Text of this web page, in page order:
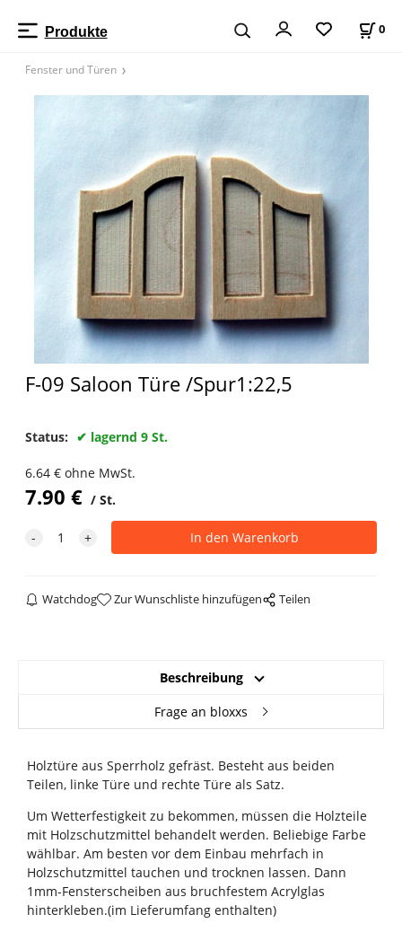
Produkte 0
Fenster und Türen
F-09 Saloon Türe /Spur1:22,5
Status: lagernd 9 St.
6.64€ ohne MwSt.
7.90 € St.
Watchdog Zur Wunschliste hinzufügen Teilen
Beschreibung
Frage an bloxxs
Holztüre aus Sperrholz gefräst. Besteht aus beiden
Teilen, linke Türe und rechte Türe als Satz.
Um Wetterfestigkeit zu bekommen, müssen die Holzteile
mit Holzschutzmittel behandelt werden. Beliebige Farbe
wählbar. Am besten vor dem Einbau mehrfach in
Holzschutzmittel tauchen und trocknen lassen. Dann
1mm-Fensterscheiben aus bruchfestem Acrylglas
hinterkleben.(im Lieferumfang enthalten)